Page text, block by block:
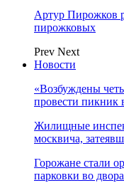
Артур Пирожков
пирожковых
Prev Next
Новости
«Возбуждены
провести пикник
Жилищные
москвича,
Горожане стали
парковки во